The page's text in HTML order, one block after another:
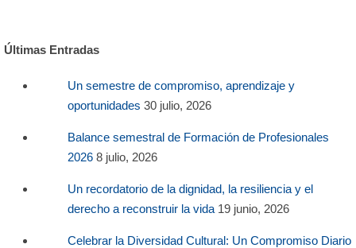
Últimas Entradas
Un semestre de compromiso, aprendizaje y
oportunidades 30 julio, 2026
Balance semestral de Formación de Profesionales
2026 8 julio, 2026
Un recordatorio de la dignidad, la resiliencia y el
derecho a reconstruir la vida 19 junio, 2026
Celebrar la Diversidad Cultural: Un Compromiso Diario